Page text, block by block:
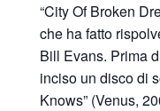
“City Of Broken
che ha fatto
Bill Evans. Prima
inciso un disco di
Knows” (Venus,